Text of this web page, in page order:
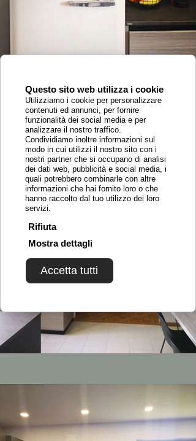
Questo sito web utilizza i cookie
Utilizziamo i cookie per personalizzare
contenuti ed annunci, per fornire
funzionalità dei social media e per
analizzare il nostro traffico.
Condividiamo inoltre informazioni sul
modo in cui utilizzi il nostro sito con i
nostri partner che si occupano di analisi
dei dati web, pubblicità e social media, i
quali potrebbero combinarle con altre
informazioni che hai fornito loro o che
hanno raccolto dal tuo utilizzo dei loro
servizi.
Rifiuta
Mostra dettagli
Accetta tutti